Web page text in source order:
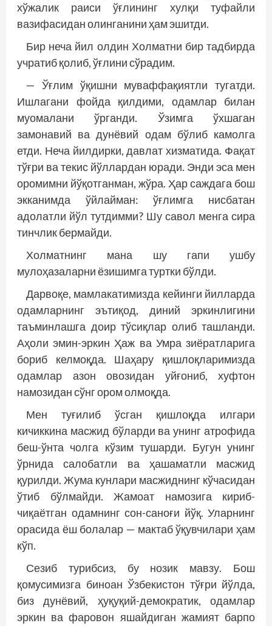
хўжалик раиси ўғлининг хулқи туфайли
вазифасидан олинганини ҳам эшитди.
Бир неча йил олдин Холматни бир тадбирда
учратиб қолиб, ўғлини сўрадим.
— Ўғлим ўқишни муваффақиятли тугатди.
Ишлагани фойда қилдими, одамлар билан
муомалани ўрганди. Ўзимга ўхшаган
замонавий ва дунёвий одам бўлиб камолга
етди. Неча йилдирки, давлат хизматида. Фақат
тўғри ва текис йўллардан юради. Энди эса мен
оромимни йўқотганман, жўра. Ҳар саждага бош
экканимда ўйлайман: ўғлимга нисбатан
адолатли йўл тутдимми? Шу савол менга сира
тинчлик бермайди.
Холматнинг мана шу гапи ушбу
мулоҳазаларни ёзишимга туртки бўлди.
Дарвоқе, мамлакатимизда кейинги йилларда
одамларнинг эътиқод, диний эркинлигини
таъминлашга доир тўсиқлар олиб ташланди.
Аҳоли эмин-эркин Ҳаж ва Умра зиёратларига
бориб келмоқда. Шаҳару қишлоқларимизда
одамлар азон овозидан уйғониб, хуфтон
намозидан сўнг ором олмоқда.
Мен туғилиб ўсган қишлоқда илгари
кичиккина масжид бўларди ва унинг атрофида
беш-ўнта чолга кўзим тушарди. Бугун унинг
ўрнида салобатли ва ҳашаматли масжид
қурилди. Жума кунлари масжиднинг кўчасидан
ўтиб бўлмайди. Жамоат намозига кириб-
чиқаётган одамнинг сон-саноғи йўқ. Уларнинг
орасида ёш болалар — мактаб ўқувчилари ҳам
кўп.
Сезиб турибсиз, бу нозик мавзу. Бош
қомусимизга биноан Ўзбекистон тўғри йўлда,
биз дунёвий, ҳуқуқий-демократик, одамлар
эркин ва фаровон яшайдиган жамият барпо